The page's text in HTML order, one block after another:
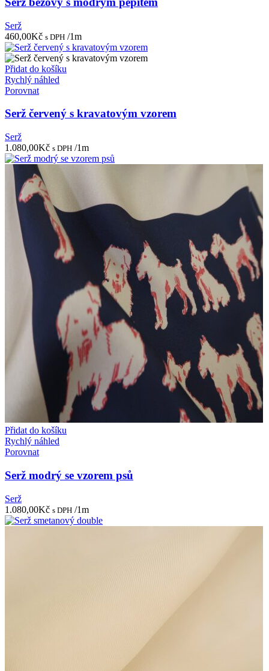
Serž
460,00Kč s DPH /1m
Přidat do košíku
Rychlý náhled
Porovnat
Serž červený s kravatovým vzorem
Serž
1.080,00Kč s DPH /1m
Přidat do košíku
Rychlý náhled
Porovnat
Serž modrý se vzorem psů
Serž
1.080,00Kč s DPH /1m